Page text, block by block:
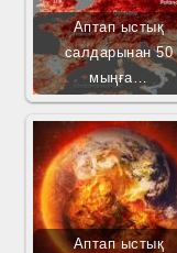
Аптап ыстық
салдарынан 50
мыңға…
Аптап ыстық